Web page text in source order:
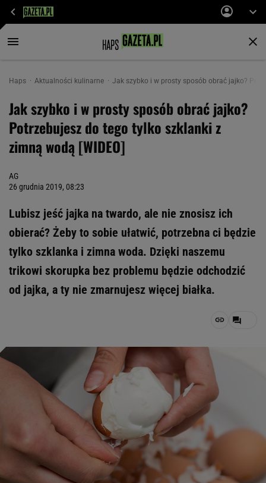
Haps Aktualności kulinarne Jak szybko i w prosty sposób obrać jajko?
Jak szybko i w prosty sposób obrać jajko?
Potrzebujesz do tego tylko szklanki z
zimną wodą [WIDEO]
AG
26 grudnia 2019, 08:23
Lubisz jeść jajka na twardo, ale nie znosisz ich
obierać? Żeby to sobie ułatwić, potrzebna ci będzie
tylko szklanka i zimna woda. Dzięki naszemu
trikowi skorupka bez problemu będzie odchodzić
od jajka, a ty nie zmarnujesz więcej białka.